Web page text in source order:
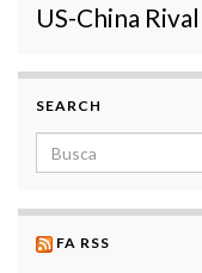
US-China
SEARCH
Search for:
FA RSS